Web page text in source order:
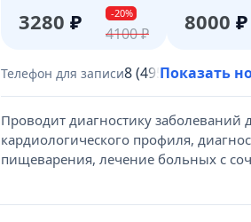
3280 ₽ -20%
4100₽ 8000 ₽
Телефон для записи8 (495) 431-69-47
Показать
Проводит диагностику
кардиологического профиля,
пищеварения, лечение больных с